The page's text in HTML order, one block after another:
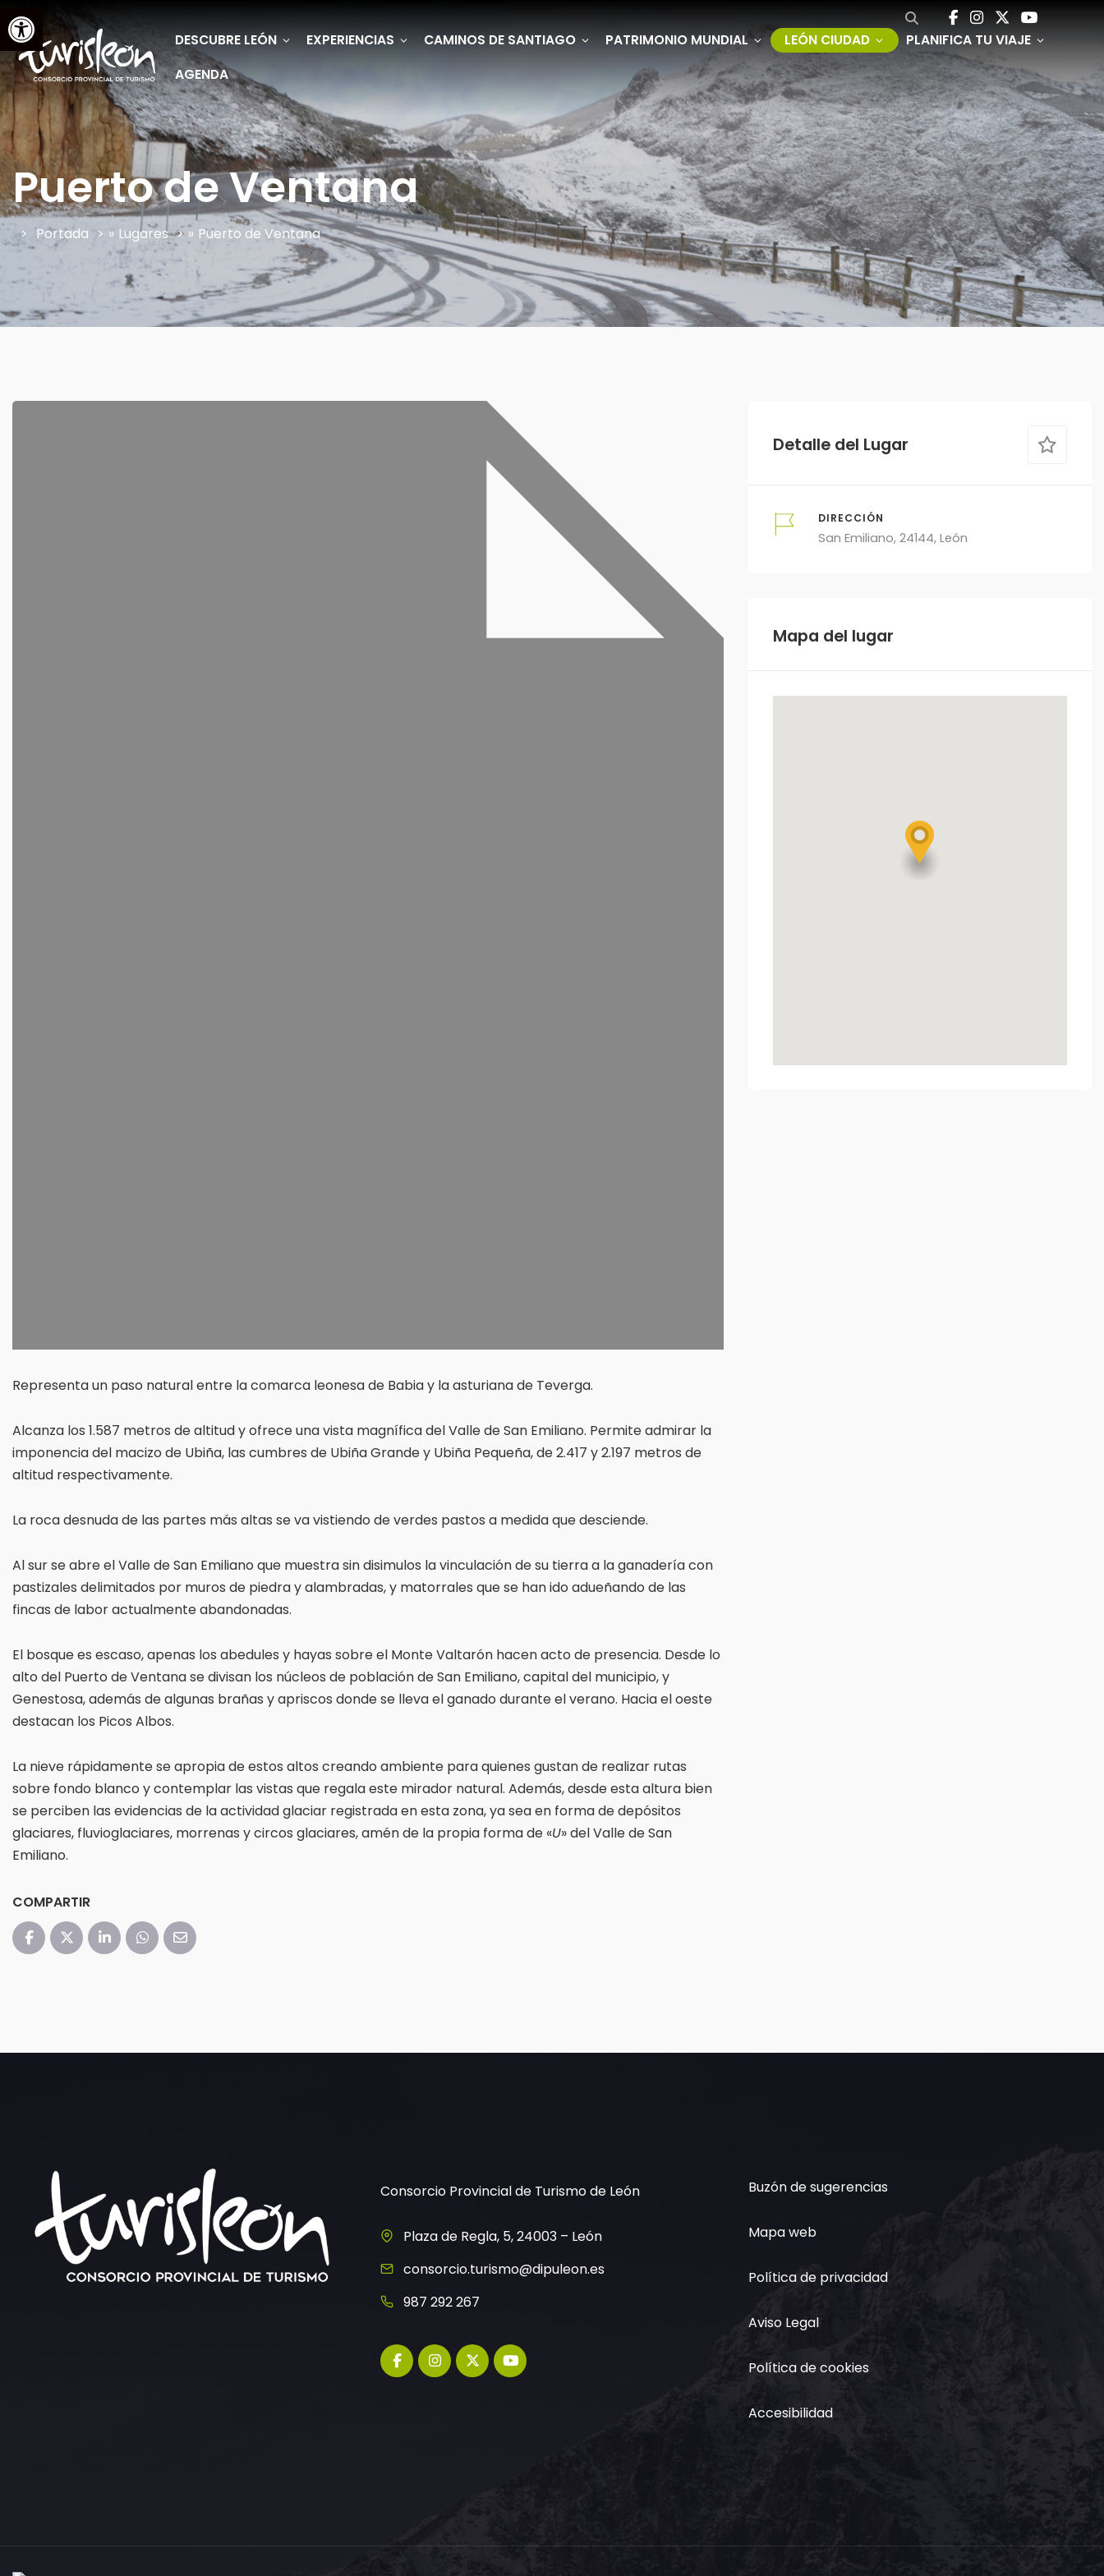
DESCUBRE LEÓN EXPERIENCIAS CAMINOS DE SANTIAGO PATRIMONIO MUNDIAL LEÓN CIUDAD
PLANIFICA TU VIAJE
AGENDA
Puerto de Ventana
Portada » Lugares » Puerto de Ventana
Representa un paso natural entre la comarca leonesa de Babia y la asturiana de Teverga.
Alcanza los 1.587 metros de altitud y ofrece una vista magnífica del Valle de San Emiliano. Permite admirar la
imponencia del macizo de Ubiña, las cumbres de Ubiña Grande y Ubiña Pequeña, de 2.417 y 2.197 metros de
altitud respectivamente.
La roca desnuda de las partes más altas se va vistiendo de verdes pastos a medida que desciende.
Al sur se abre el Valle de San Emiliano que muestra sin disimulos la vinculación de su tierra a la ganadería con
pastizales delimitados por muros de piedra y alambradas, y matorrales que se han ido adueñando de las
fincas de labor actualmente abandonadas.
El bosque es escaso, apenas los abedules y hayas sobre el Monte Valtarón hacen acto de presencia. Desde lo
alto del Puerto de Ventana se divisan los núcleos de población de San Emiliano, capital del municipio, y
Genestosa, además de algunas brañas y apriscos donde se lleva el ganado durante el verano. Hacia el oeste
destacan los Picos Albos.
La nieve rápidamente se apropia de estos altos creando ambiente para quienes gustan de realizar rutas
sobre fondo blanco y contemplar las vistas que regala este mirador natural. Además, desde esta altura bien
se perciben las evidencias de la actividad glaciar registrada en esta zona, ya sea en forma de depósitos
glaciares, fluvioglaciares, morrenas y circos glaciares, amén de la propia forma de «U» del Valle de San
Emiliano.
COMPARTIR
Detalle del Lugar
DIRECCIÓN
San Emiliano, 24144, León
Mapa del lugar
Consorcio Provincial de Turismo de León
Plaza de Regla, 5, 24003 – León
consorcio.turismo@dipuleon.es
987 292 267
Buzón de sugerencias
Mapa web
Política de privacidad
Aviso Legal
Política de cookies
Accesibilidad
Abrir barra de herramientas